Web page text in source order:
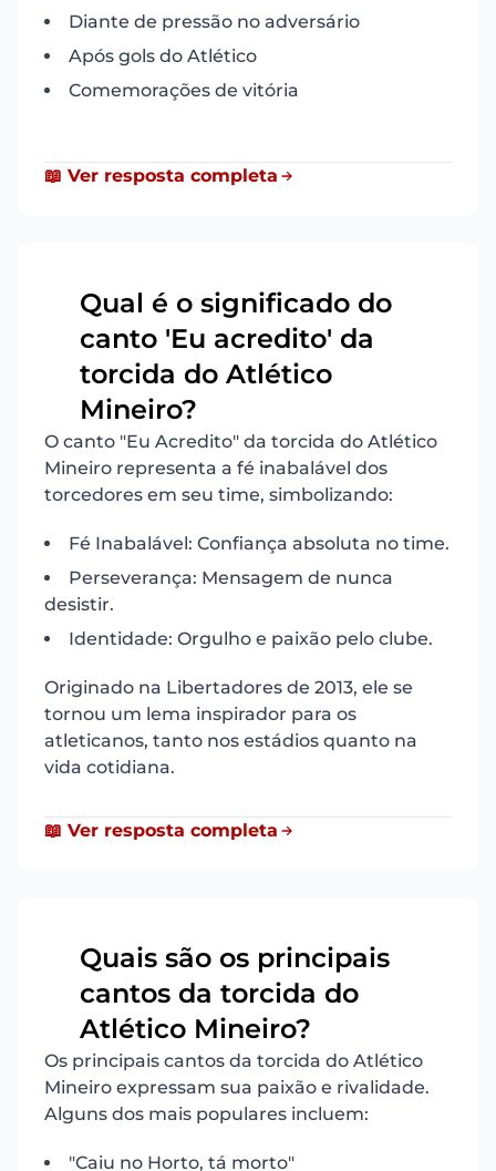
Diante de pressão no adversário
Após gols do Atlético
Comemorações de vitória
📖 Ver resposta completa
Qual é o significado do
canto 'Eu acredito' da
torcida do Atlético
Mineiro?
O canto "Eu Acredito" da torcida do Atlético
Mineiro representa a fé inabalável dos
torcedores em seu time, simbolizando:
Fé Inabalável: Confiança absoluta no time.
Perseverança: Mensagem de nunca
desistir.
Identidade: Orgulho e paixão pelo clube.
Originado na Libertadores de 2013, ele se
tornou um lema inspirador para os
atleticanos, tanto nos estádios quanto na
vida cotidiana.
📖 Ver resposta completa
Quais são os principais
cantos da torcida do
Atlético Mineiro?
Os principais cantos da torcida do Atlético
Mineiro expressam sua paixão e rivalidade.
Alguns dos mais populares incluem:
"Caiu no Horto, tá morto"